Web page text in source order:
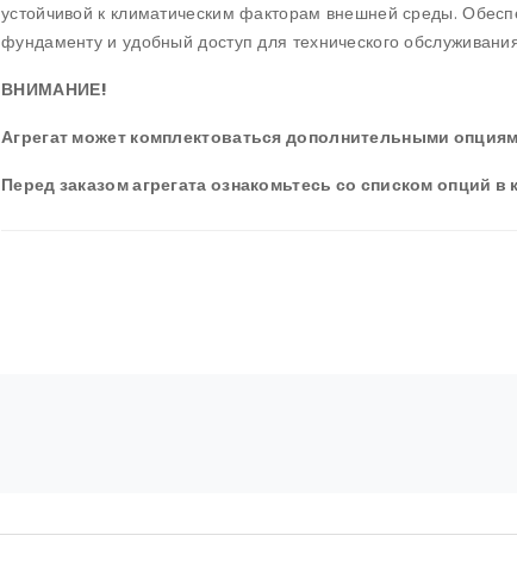
устойчивой к климатическим факторам внешней среды.
фундаменту и удобный доступ для технического
ВНИМАНИЕ!
Агрегат может комплектоваться дополнительными
Перед заказом агрегата ознакомьтесь со списком опций в